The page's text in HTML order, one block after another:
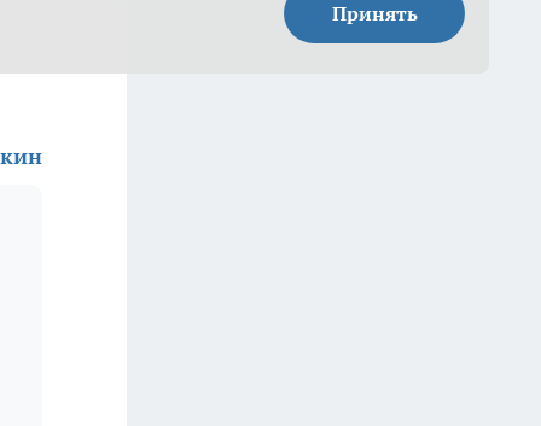
Принять